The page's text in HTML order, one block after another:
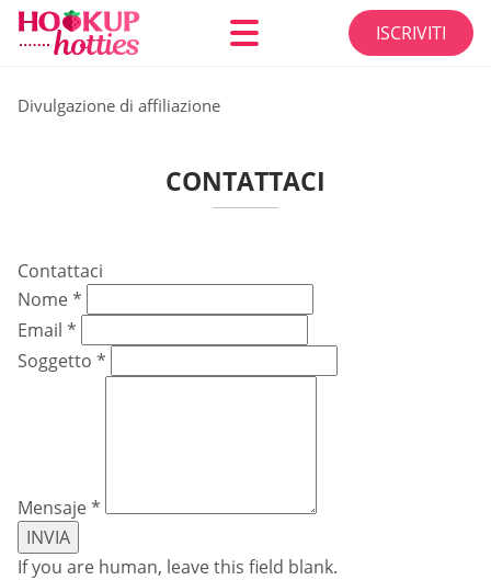
ISCRIVITI
Divulgazione di affiliazione
CONTATTACI
Contattaci
Nome*
Email *
Soggetto *
Mensaje*
INVIA
If you are human, leave this field blank.